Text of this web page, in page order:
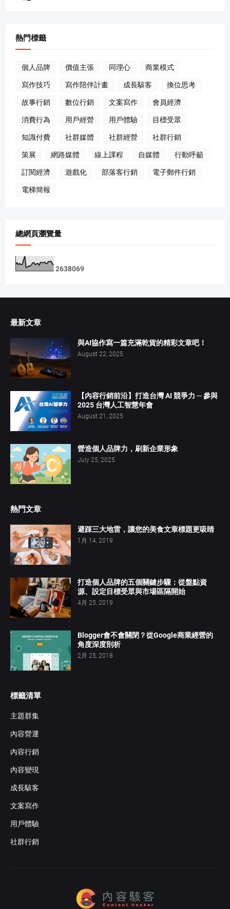
熱門標籤
個人品牌 價值主張 同理心 商業模式
寫作技巧 寫作陪伴計畫 成長駭客 換位思考
故事行銷 數位行銷 文案寫作 會員經濟
消費行為 用戶經營 用戶體驗 目標受眾
知識付費 社群媒體 社群經營 社群行銷
策展 網路媒體 線上課程 自媒體 行動呼籲
訂閱經濟 遊戲化 部落客行銷 電子郵件行銷
電梯簡報
總網頁瀏覽量
2638069
最新文章
與AI協作寫一篇充滿乾貨的精彩文章吧！
August 22, 2025
【內容行銷前沿】打造台灣 AI 競爭力 ─ 參與
2025 台灣人工智慧年會
August 21, 2025
營造個人品牌力，刷新企業形象
July 25, 2025
熱門文章
避踩三大地雷，讓您的美食文章標題更吸睛
1月 14, 2019
打造個人品牌的五個關鍵步驟：從盤點資
源、設定目標受眾與市場區隔開始
4月 25, 2019
Blogger會不會關閉？從Google商業經營的
角度深度剖析
2月 25, 2018
標籤清單
主題群集
內容營運
內容行銷
內容變現
成長駭客
文案寫作
用戶體驗
社群行銷